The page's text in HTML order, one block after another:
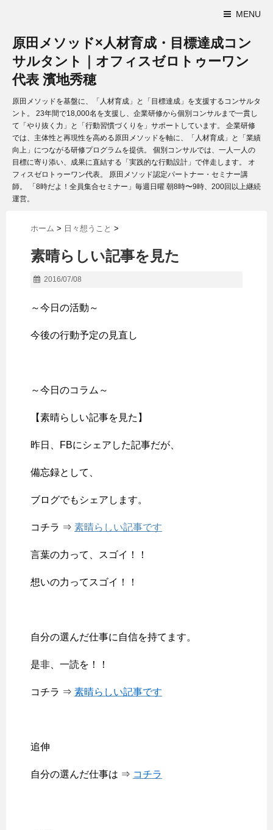
MENU
原田メソッド×人材育成・目標達成コン
サルタント｜オフィスゼロトゥーワン
代表 濱地秀穂
原田メソッドを基盤に、「人材育成」と「目標達成」を支援するコンサルタ
ント。 23年間で18,000名を支援し、企業研修から個別コンサルまで一貫し
て「やり抜く力」と「行動習慣づくりを」サポートしています。 企業研修
では、主体性と再現性を高める原田メソッドを軸に、「人材育成」と「業績
向上」につながる研修プログラムを提供。 個別コンサルでは、一人一人の
目標に寄り添い、成果に直結する「実践的な行動設計」で伴走します。 オ
フィスゼロトゥーワン代表。 原田メソッド認定パートナー・セミナー講
師。 「8時だよ！全員集合セミナー」毎週日曜 朝8時〜9時、200回以上継続
運営。
ホーム > 日々想うこと >
素晴らしい記事を見た
2016/07/08
～今日の活動～
今後の行動予定の見直し
～今日のコラム～
【素晴らしい記事を見た】
昨日、FBにシェアした記事だが、
備忘録として、
ブログでもシェアします。
コチラ ⇒ 素晴らしい記事です
言葉の力って、スゴイ！！
想いの力ってスゴイ！！
自分の選んだ仕事に自信を持てます。
是非、一読を！！
コチラ ⇒ 素晴らしい記事です
追伸
自分の選んだ仕事は ⇒ コチラ